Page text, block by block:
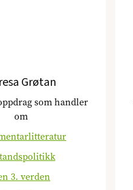
Grøtan
som handler
om
3. verden